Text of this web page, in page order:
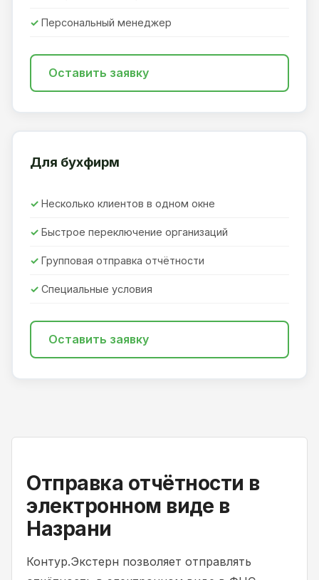
Персональный менеджер
Оставить заявку
Для бухфирм
Несколько клиентов в одном окне
Быстрое переключение организаций
Групповая отправка отчётности
Специальные условия
Оставить заявку
Отправка отчётности в
электронном виде в
Назрани
Контур.Экстерн позволяет отправлять